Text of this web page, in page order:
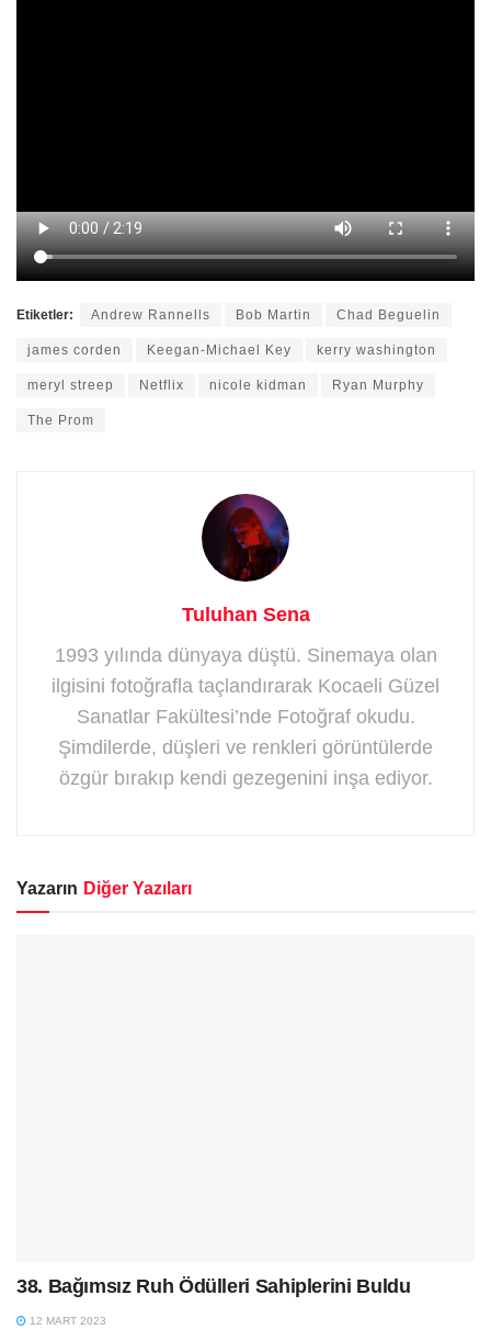
Etiketler: Andrew Rannells Bob Martin Chad Beguelin
james corden Keegan-Michael Key kerry washington
meryl streep Netflix nicole kidman Ryan Murphy
The Prom
Tuluhan Sena
1993 yılında dünyaya düştü. Sinemaya olan
ilgisini fotoğrafla taçlandırarak Kocaeli Güzel
Sanatlar Fakültesi’nde Fotoğraf okudu.
Şimdilerde, düşleri ve renkleri görüntülerde
özgür bırakıp kendi gezegenini inşa ediyor.
Yazarın Diğer Yazıları
38. Bağımsız Ruh Ödülleri Sahiplerini Buldu
12 MART 2023